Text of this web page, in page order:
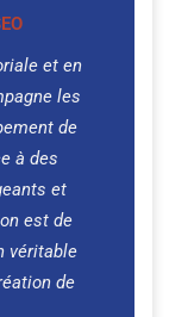
et en
les
de
à des
et
est de
véritable
de